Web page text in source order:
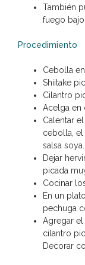
También
fuego bajo
Procedimiento
Cebolla
Shiitake
Cilantro
Acelga en
Calentar
cebolla, el
salsa soya.
Dejar
picada
Cocinar
En un
pechuga
Agregar el
cilantro
Decorar